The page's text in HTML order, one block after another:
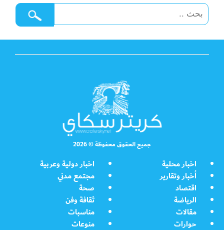
جميع الحقوق محفوظة © 2026
اخبار محلية
اخبار دولية وعربية
أخبار وتقارير
مجتمع مدني
اقتصاد
صحة
الرياضة
ثقافة وفن
مقالات
مناسبات
حوارات
منوعات